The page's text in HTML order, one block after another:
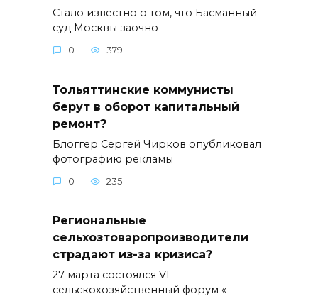
Стало известно о том, что Басманный
суд Москвы заочно
0 379
Тольяттинские коммунисты
берут в оборот капитальный
ремонт?
Блоггер Сергей Чирков опубликовал
фотографию рекламы
0 235
Региональные
сельхозтоваропроизводители
страдают из-за кризиса?
27 марта состоялся VI
сельскохозяйственный форум «